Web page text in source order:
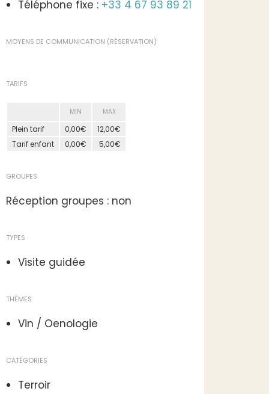
Téléphone fixe : +33 4 67 93 89 21
MOYENS DE COMMUNICATION (RÉSERVATION)
TARIFS
MIN MAX
Plein tarif 0,00€
12,00€
Tarif enfant
0,00€ 5,00€
GROUPES
Réception groupes : non
TYPES
Visite guidée
THÈMES
Vin / Oenologie
CATÉGORIES
Terroir